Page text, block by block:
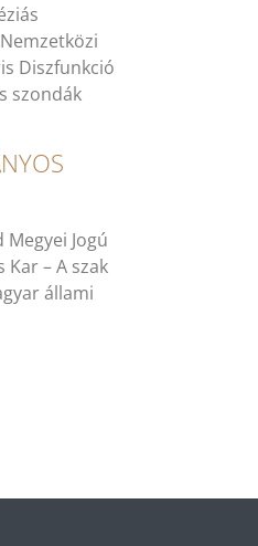
Diszfunkció
szondák
Jogú
Kar – A szak
állami